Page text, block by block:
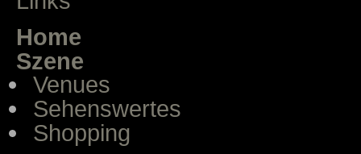
Home
Szene
Venues
Sehenswertes
Shopping